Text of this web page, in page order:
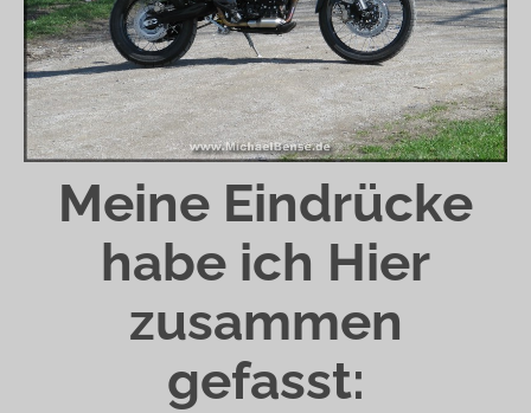
Meine Eindrücke
habe ich Hier
zusammen
gefasst: